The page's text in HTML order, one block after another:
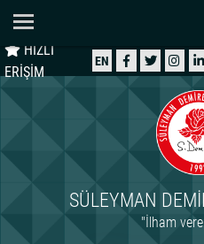
HIZLI
ERİŞİM
EN
SÜLEYMAN
"İlham
ÜNİVERSİTEMİZ
İDARİ
ARAŞTIRMA